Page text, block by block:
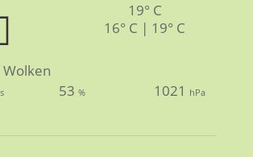
Wolken
19° C
16° C | 19° C
53% 1021 hPa